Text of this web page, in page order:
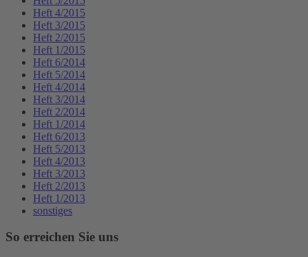
Heft 4/2015
Heft 3/2015
Heft 2/2015
Heft 1/2015
Heft 6/2014
Heft 5/2014
Heft 4/2014
Heft 3/2014
Heft 2/2014
Heft 1/2014
Heft 6/2013
Heft 5/2013
Heft 4/2013
Heft 3/2013
Heft 2/2013
Heft 1/2013
sonstiges
So erreichen Sie uns